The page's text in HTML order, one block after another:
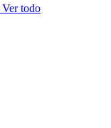
Ver todo